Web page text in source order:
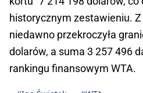
historycznym zestawieniu.
niedawno przekroczyła
dolarów, a suma 3 257 496
rankingu finansowym WTA.